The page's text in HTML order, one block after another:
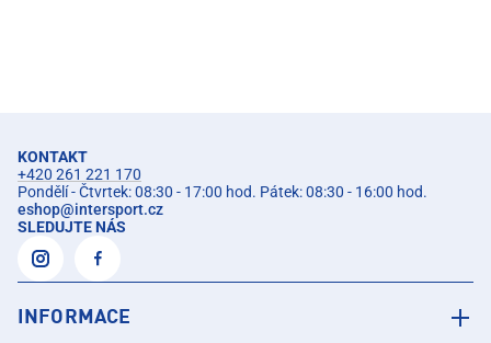
KONTAKT
+420 261 221 170
Pondělí - Čtvrtek: 08:30 - 17:00 hod. Pátek: 08:30 - 16:00 hod.
eshop@intersport.cz
SLEDUJTE NÁS
INFORMACE